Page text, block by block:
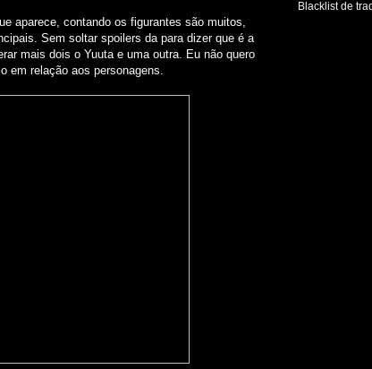
aparece, contando os figurantes são muitos,
Sem soltar spoilers da para dizer que é a
mais dois o Yuuta e uma outra. Eu não quero
em relação aos personagens.